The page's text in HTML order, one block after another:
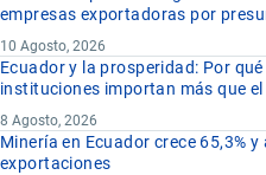
empresas exportadoras por
10 Agosto, 2026
Ecuador y la prosperidad: Por
instituciones importan más que el
8 Agosto, 2026
Minería en Ecuador crece 65,3%
exportaciones